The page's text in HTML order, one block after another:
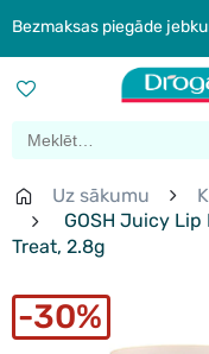
Bezmaksas piegāde
Uz sākumu
GOSH Juicy
Treat, 2.8g
30%